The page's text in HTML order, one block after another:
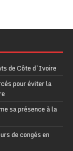
de Côte d’Ivoire
pour éviter la
sa présence à la
de congés en